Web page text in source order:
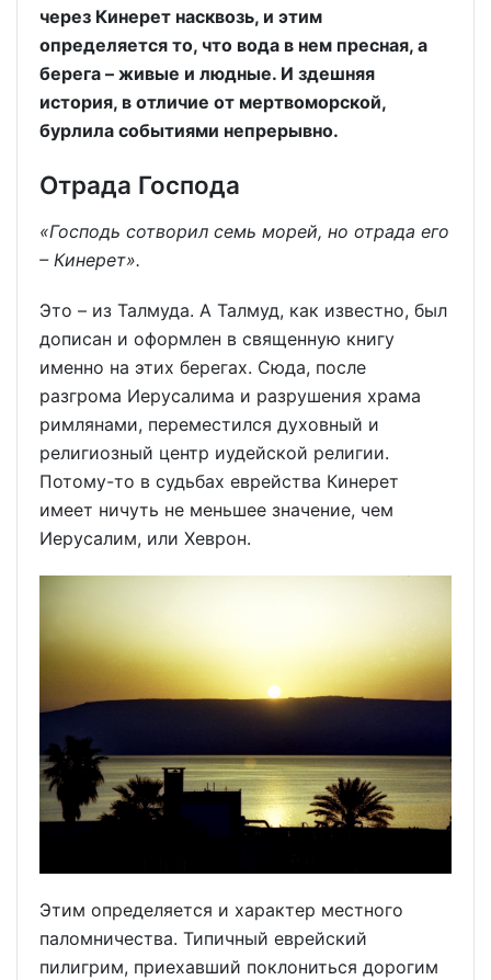
через Кинерет насквозь, и этим
определяется то, что вода в нем пресная, а
берега – живые и людные. И здешняя
история, в отличие от мертвоморской,
бурлила событиями непрерывно.
Отрада Господа
«Господь сотворил семь морей, но отрада его
– Кинерет».
Это – из Талмуда. А Талмуд, как известно, был
дописан и оформлен в священную книгу
именно на этих берегах. Сюда, после
разгрома Иерусалима и разрушения храма
римлянами, переместился духовный и
религиозный центр иудейской религии.
Потому-то в судьбах еврейства Кинерет
имеет ничуть не меньшее значение, чем
Иерусалим, или Хеврон.
Этим определяется и характер местного
паломничества. Типичный еврейский
пилигрим, приехавший поклониться дорогим